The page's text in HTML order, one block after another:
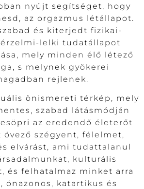
nyújt segítséget, hogy
az orgazmus létállapot.
és kiterjedt fizikai-
lelki tudatállapot
mely minden élő létező
s melynek gyökerei
rejlenek.
önismereti térkép, mely
szabad látásmódján
az eredendő életerőt
övező szégyent, félelmet,
elvárást, ami tudattalanul
kulturális
és felhatalmaz minket arra
önazonos, katartikus és